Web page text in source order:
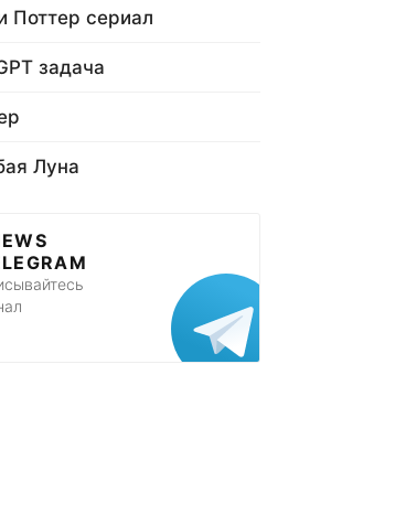
Поттер сериал
задача
Луна